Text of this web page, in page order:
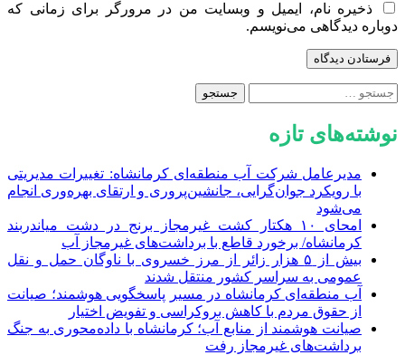
ذخیره نام، ایمیل و وبسایت من در مرورگر برای زمانی که
دوباره دیدگاهی می‌نویسم.
جستجو
برای:
نوشته‌های تازه
مدیرعامل شرکت آب منطقه‌ای کرمانشاه: تغییرات مدیریتی
با رویکرد جوان‌گرایی، جانشین‌پروری و ارتقای بهره‌وری انجام
می‌شود
امحای ۱۰ هکتار کشت غیرمجاز برنج در دشت میاندربند
کرمانشاه/ برخورد قاطع با برداشت‌های غیرمجاز آب
بیش از ۵ هزار زائر از مرز خسروی با ناوگان حمل‌ و نقل
عمومی به سراسر کشور منتقل شدند
آب منطقه‌ای کرمانشاه در مسیر پاسخگویی هوشمند؛ صیانت
از حقوق مردم با کاهش بروکراسی و تفویض اختیار
صیانت هوشمند از منابع آب؛ کرمانشاه با داده‌محوری به جنگ
برداشت‌های غیرمجاز رفت